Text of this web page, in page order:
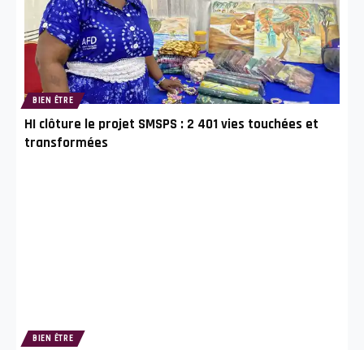
BIEN ÊTRE
HI clôture le projet SMSPS : 2 401 vies touchées et
transformées
BIEN ÊTRE